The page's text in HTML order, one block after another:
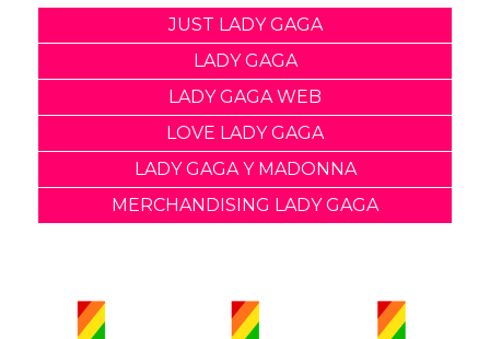
JUST LADY GAGA
LADY GAGA
LADY GAGA WEB
LOVE LADY GAGA
LADY GAGA Y MADONNA
MERCHANDISING LADY GAGA